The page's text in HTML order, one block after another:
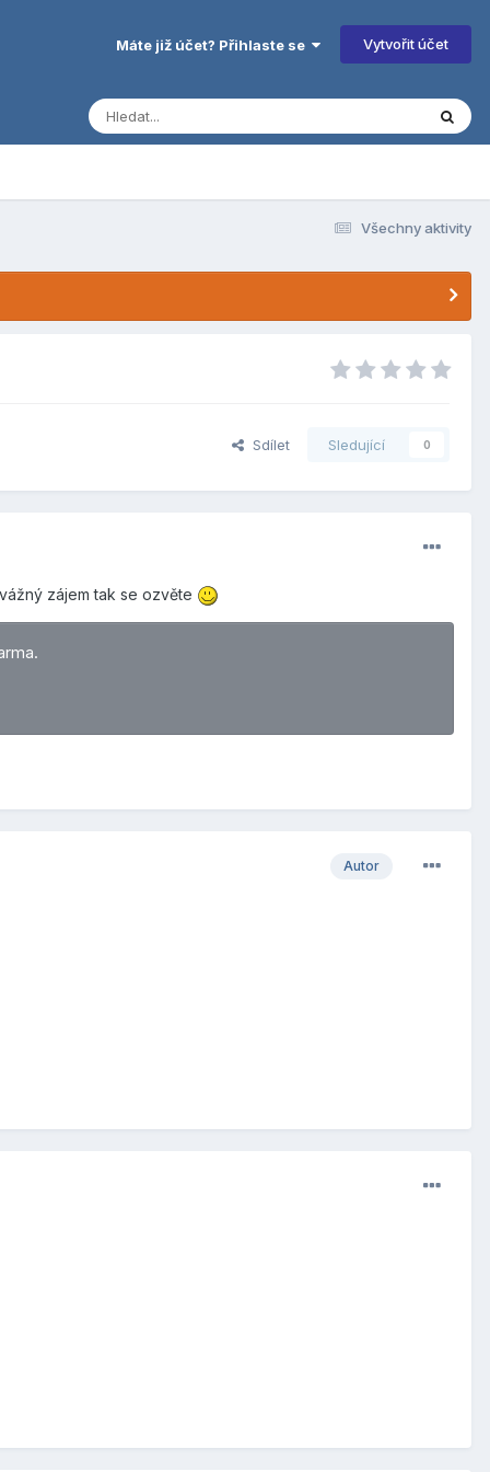
Máte již účet? Přihlaste se Vytvořit účet
Všechny aktivity
Sdílet Sledující 0
zájem tak se ozvěte
Autor